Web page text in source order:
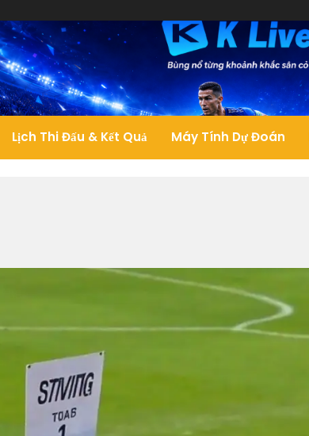
Lịch Thi Đấu & Kết Quả Máy Tính Dự Đoán